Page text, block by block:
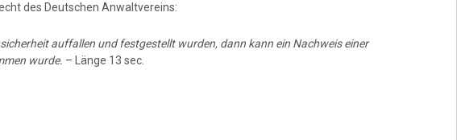
des Deutschen Anwaltvereins:
auffallen und festgestellt wurden, dann kann ein Nachweis einer
wurde. – Länge 13 sec.